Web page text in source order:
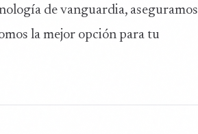
de vanguardia, aseguramos
la mejor opción para tu